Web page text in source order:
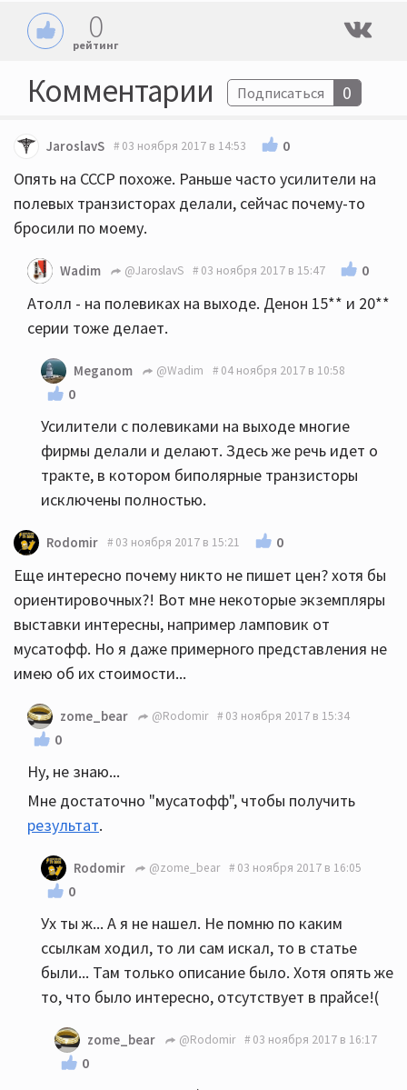
0
рейтинг
Комментарии Подписаться 0
JaroslavS 03 ноября 2017 в 14:53 0
Опять на СССР похоже. Раньше часто усилители на
полевых транзисторах делали, сейчас почему-то
бросили по моему.
Wadim @JaroslavS 03 ноября 2017 в 15:47 0
Атолл - на полевиках на выходе. Денон 15** и 20**
серии тоже делает.
Meganom @Wadim 04 ноября 2017 в 10:58
0
Усилители с полевиками на выходе многие
фирмы делали и делают. Здесь же речь идет о
тракте, в котором биполярные транзисторы
исключены полностью.
Rodomir 03 ноября 2017 в 15:21 0
Еще интересно почему никто не пишет цен? хотя бы
ориентировочных?! Вот мне некоторые экземпляры
выставки интересны, например ламповик от
мусатофф. Но я даже примерного представления не
имею об их стоимости...
zome_bear @Rodomir 03 ноября 2017 в 15:34
0
Ну, не знаю...
Мне достаточно "мусатофф", чтобы получить
результат.
Rodomir @zome_bear 03 ноября 2017 в 16:05
0
Ух ты ж... А я не нашел. Не помню по каким
ссылкам ходил, то ли сам искал, то в статье
были... Там только описание было. Хотя опять же
то, что было интересно, отсутствует в прайсе!(
zome_bear @Rodomir 03 ноября 2017 в 16:17
0